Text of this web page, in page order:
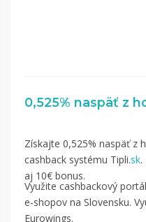
Získajte 0,525% naspäť z
cashback systému Tipli.sk.
aj 10€ bonus.
Využite cashbackový
e-shopov na Slovensku.
Eurowings.